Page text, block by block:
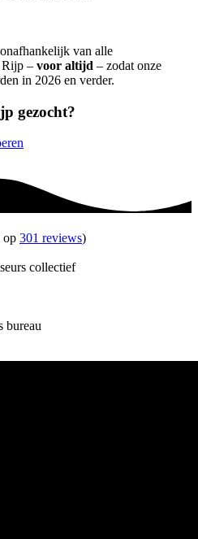
van alle
Rijp – voor altijd – zodat onze
in 2026 en verder.
gezocht?
op 301 reviews)